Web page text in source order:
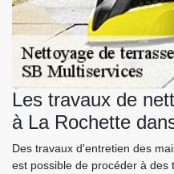
Les travaux de
à La Rochette
Des travaux d'entretien des
est possible de procéder à des